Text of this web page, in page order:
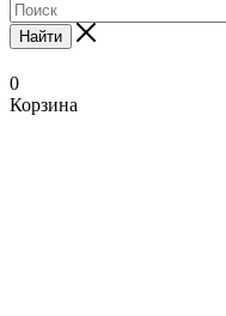
Найти
0
Корзина